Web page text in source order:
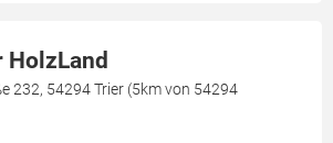
HolzLand
232, 54294 Trier (5km von 54294